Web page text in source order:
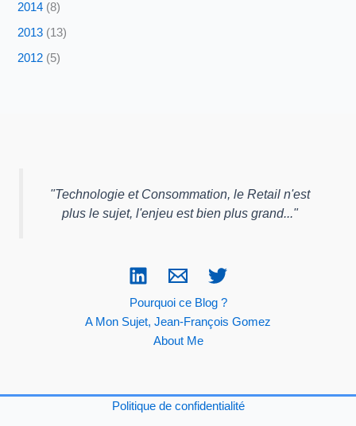
2014 (8)
2013 (13)
2012 (5)
"Technologie et Consommation, le Retail n'est
plus le sujet, l'enjeu est bien plus grand..."
Pourquoi ce Blog ?
A Mon Sujet, Jean-François Gomez
About Me
Politique de confidentialité